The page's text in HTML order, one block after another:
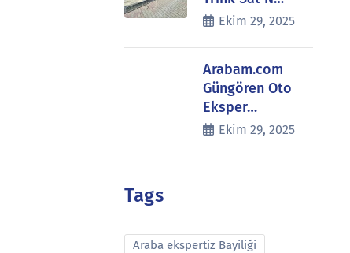
Ekim 29, 2025
Arabam.com
Güngören Oto
Eksper…
Ekim 29, 2025
Tags
Araba ekspertiz Bayiliği